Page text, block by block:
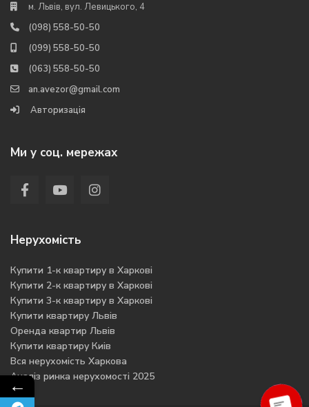
м. Львів, вул. Левицького, 4
(098) 558-50-50
(099) 558-50-50
(063) 558-50-50
an.avezor@gmail.com
Авторизація
Ми у соц. мережах
Нерухомість
Купити 1-к квартиру в Харкові
Купити 2-к квартиру в Харкові
Купити 3-к квартиру в Харкові
Купити квартиру Львів
Оренда квартир Львів
Купити квартиру Киів
Вся нерухомість Харкова
Аналіз ринка нерухомості 2025
←